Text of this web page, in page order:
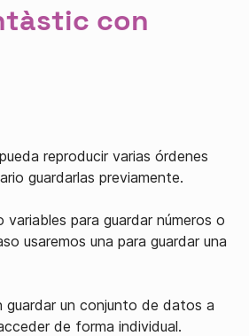
con
reproducir varias órdenes
guardarlas previamente.
variables para guardar números o
usaremos una para guardar una
guardar un conjunto de datos a
de forma individual.